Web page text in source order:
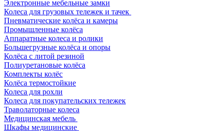
Электронные мебельные замки
Колеса для грузовых тележек и тачек
Пневматические колёса и камеры
Промышленные колёса
Аппаратные колеса и ролики
Большегрузные колёса и опоры
Колёса с литой резиной
Полиуретановые колёса
Комплекты колёс
Колёса термостойкие
Колеса для рохли
Колеса для покупательских тележек
Траволаторные колеса
Медицинская мебель
Шкафы медицинские